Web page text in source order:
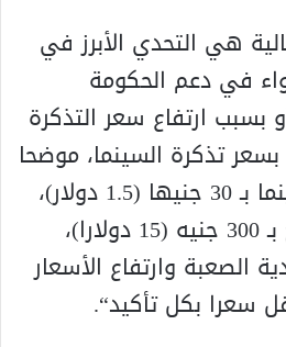
هي التحدي الأبرز في
في دعم الحكومة
بسبب ارتفاع سعر التذكرة
تذكرة السينما، موضحا
أن ”سعر تذكرة السينما بـ 30 جنيها (1.5 دولار)،
وسعر تذكرة المسرح بـ 300 جنيه (15 دولارا)،
الصعبة وارتفاع الأسعار
سعرا بكل تأكيد“.